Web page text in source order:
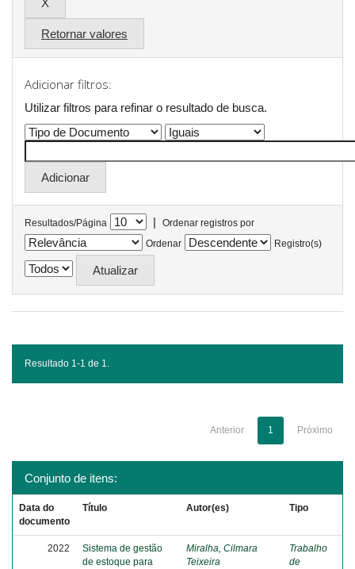
Retornar valores
Adicionar filtros:
Utilizar filtros para refinar o resultado de busca.
Resultados/Página |
Ordenar registros por
Ordenar
Registro(s)
Resultado 1-1 de 1.
Anterior 1 Próximo
Conjunto de itens:
Data do
documento
Título Autor(es) Tipo
2022
Sistema de gestão
de estoque para
Miralha, Cilmara
Teixeira
Trabalho
de